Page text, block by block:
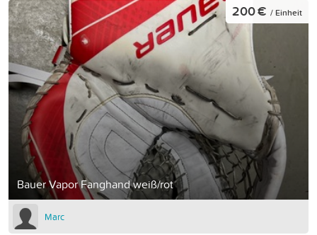
Bauer Vapor Fanghand weiß/rot
200 € / Einheit
Marc